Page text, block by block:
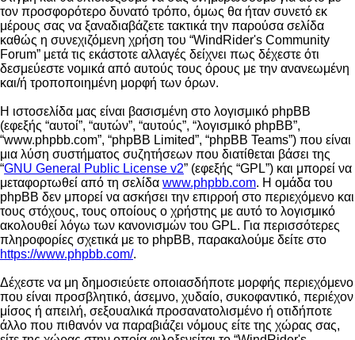
τον προσφορότερο δυνατό τρόπο, όμως θα ήταν συνετό εκ
μέρους σας να ξαναδιαβάζετε τακτικά την παρούσα σελίδα
καθώς η συνεχιζόμενη χρήση του “WindRider's Community
Forum” μετά τις εκάστοτε αλλαγές δείχνει πως δέχεστε ότι
δεσμεύεστε νομικά από αυτούς τους όρους με την ανανεωμένη
και/ή τροποποιημένη μορφή των όρων.
Η ιστοσελίδα μας είναι βασισμένη στο λογισμικό phpBB
(εφεξής “αυτοί”, “αυτών”, “αυτούς”, “λογισμικό phpBB”,
“www.phpbb.com”, “phpBB Limited”, “phpBB Teams”) που είναι
μια λύση συστήματος συζητήσεων που διατίθεται βάσει της
“GNU General Public License v2” (εφεξής “GPL”) και μπορεί να
μεταφορτωθεί από τη σελίδα www.phpbb.com. Η ομάδα του
phpBB δεν μπορεί να ασκήσει την επιρροή στο περιεχόμενο και
τους στόχους, τους οποίους ο χρήστης με αυτό το λογισμικό
ακολουθεί λόγω των κανονισμών του GPL. Για περισσότερες
πληροφορίες σχετικά με το phpBB, παρακαλούμε δείτε στο
https://www.phpbb.com/.
Δέχεστε να μη δημοσιεύετε οποιασδήποτε μορφής περιεχόμενο
που είναι προσβλητικό, άσεμνο, χυδαίο, συκοφαντικό, περιέχον
μίσος ή απειλή, σεξουαλικά προσανατολισμένο ή οτιδήποτε
άλλο που πιθανόν να παραβιάζει νόμους είτε της χώρας σας,